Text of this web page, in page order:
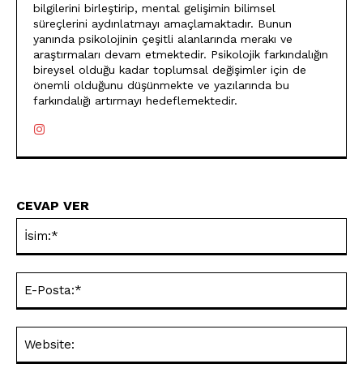
bilgilerini birleştirip, mental gelişimin bilimsel
süreçlerini aydınlatmayı amaçlamaktadır. Bunun
yanında psikolojinin çeşitli alanlarında merakı ve
araştırmaları devam etmektedir. Psikolojik farkındalığın
bireysel olduğu kadar toplumsal değişimler için de
önemli olduğunu düşünmekte ve yazılarında bu
farkındalığı artırmayı hedeflemektedir.
CEVAP VER